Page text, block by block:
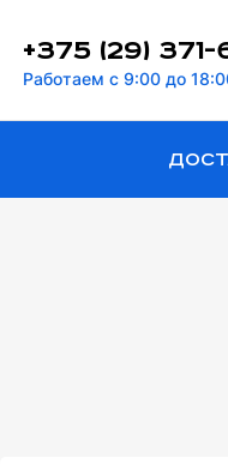
+375 (29)
Работаем с 9:00 до